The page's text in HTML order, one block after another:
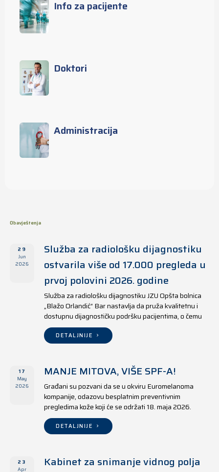
Info za pacijente
Doktori
Administracija
Obavještenja
29
Jun
2026
Služba za radiološku dijagnostiku
ostvarila više od 17.000 pregleda u
prvoj polovini 2026. godine
Služba za radiološku dijagnostiku JZU Opšta bolnica
„Blažo Orlandić“ Bar nastavlja da pruža kvalitetnu i
dostupnu dijagnostičku podršku pacijentima, o čemu
svjedoče i rezultati ostvareni u periodu od 1. januara
do 17. juna 2026. godine.
DETALJNIJE
17
May
2026
MANJE MITOVA, VIŠE SPF-A!
Građani su pozvani da se u okviru Euromelanoma
kompanije, odazovu besplatnim preventivnim
pregledima kože koji će se održati 18. maja 2026.
godine u jedanaest opština širom Crne Gore, kako u
državnim tako i u privatnim zdravstvenim ustanovama.
DETALJNIJE
23
Apr
Kabinet za snimanje vidnog polja